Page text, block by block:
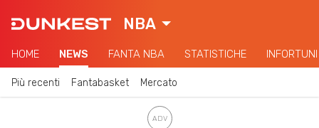
NBA
HOME NEWS FANTA NBA STATISTICHE INFORTUNI
Più recenti Fantabasket Mercato